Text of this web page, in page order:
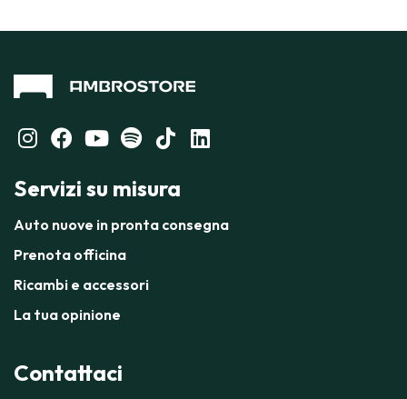
Servizi su misura
Auto nuove in pronta consegna
Prenota officina
Ricambi e accessori
La tua opinione
Contattaci